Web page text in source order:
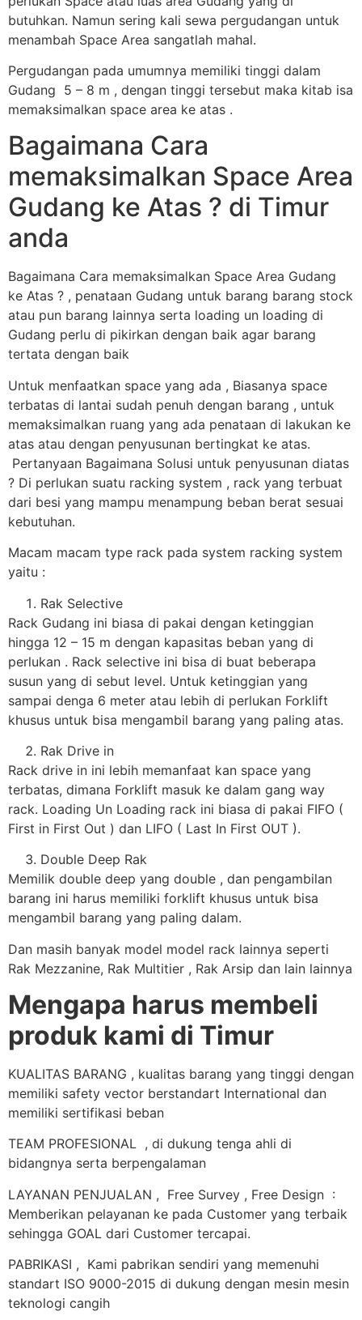
butuhkan. Namun sering kali sewa pergudangan untuk
menambah Space Area sangatlah mahal.
Pergudangan pada umumnya memiliki tinggi dalam
Gudang 5 – 8 m , dengan tinggi tersebut maka kitab isa
memaksimalkan space area ke atas .
Bagaimana Cara
memaksimalkan Space Area
Gudang ke Atas ? di Timur
anda
Bagaimana Cara memaksimalkan Space Area Gudang
ke Atas ? , penataan Gudang untuk barang barang stock
atau pun barang lainnya serta loading un loading di
Gudang perlu di pikirkan dengan baik agar barang
tertata dengan baik
Untuk menfaatkan space yang ada , Biasanya space
terbatas di lantai sudah penuh dengan barang , untuk
memaksimalkan ruang yang ada penataan di lakukan ke
atas atau dengan penyusunan bertingkat ke atas.
Pertanyaan Bagaimana Solusi untuk penyusunan diatas
? Di perlukan suatu racking system , rack yang terbuat
dari besi yang mampu menampung beban berat sesuai
kebutuhan.
Macam macam type rack pada system racking system
yaitu :
Rak Selective
Rack Gudang ini biasa di pakai dengan ketinggian
hingga 12 – 15 m dengan kapasitas beban yang di
perlukan . Rack selective ini bisa di buat beberapa
susun yang di sebut level. Untuk ketinggian yang
sampai denga 6 meter atau lebih di perlukan Forklift
khusus untuk bisa mengambil barang yang paling atas.
Rak Drive in
Rack drive in ini lebih memanfaat kan space yang
terbatas, dimana Forklift masuk ke dalam gang way
rack. Loading Un Loading rack ini biasa di pakai FIFO (
First in First Out ) dan LIFO ( Last In First OUT ).
Double Deep Rak
Memilik double deep yang double , dan pengambilan
barang ini harus memiliki forklift khusus untuk bisa
mengambil barang yang paling dalam.
Dan masih banyak model model rack lainnya seperti
Rak Mezzanine, Rak Multitier , Rak Arsip dan lain lainnya
Mengapa harus membeli
produk kami di Timur
KUALITAS BARANG , kualitas barang yang tinggi dengan
memiliki safety vector berstandart International dan
memiliki sertifikasi beban
TEAM PROFESIONAL , di dukung tenga ahli di
bidangnya serta berpengalaman
LAYANAN PENJUALAN , Free Survey , Free Design :
Memberikan pelayanan ke pada Customer yang terbaik
sehingga GOAL dari Customer tercapai.
PABRIKASI , Kami pabrikan sendiri yang memenuhi
standart ISO 9000-2015 di dukung dengan mesin mesin
teknologi cangih